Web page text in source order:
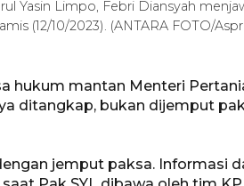
Yasin Limpo, Febri Diansyah
(12/10/2023). (ANTARA FOTO/
hukum mantan Menteri
ditangkap, bukan dijemput
jemput paksa. Informasi